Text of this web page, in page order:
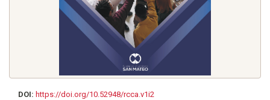
DOI: https://doi.org/10.52948/rcca.v1i2